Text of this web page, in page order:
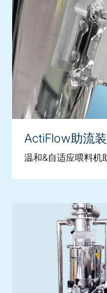
ActiFlow助流
温和&自适应喂料机